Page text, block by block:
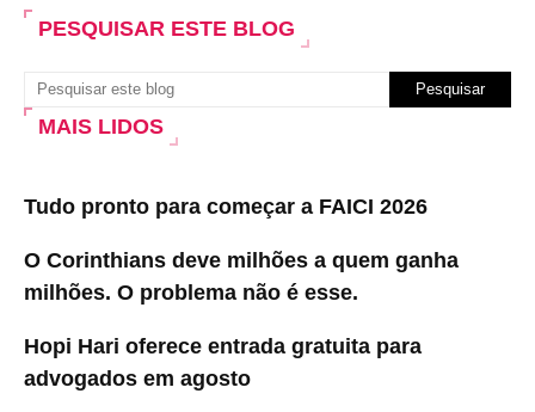
PESQUISAR ESTE BLOG
MAIS LIDOS
Tudo pronto para começar a FAICI 2026
O Corinthians deve milhões a quem ganha
milhões. O problema não é esse.
Hopi Hari oferece entrada gratuita para
advogados em agosto